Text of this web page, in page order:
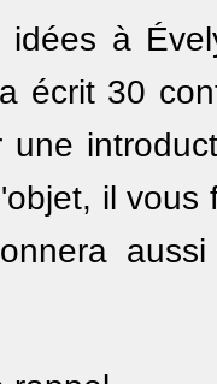
idées à
écrit 30
il